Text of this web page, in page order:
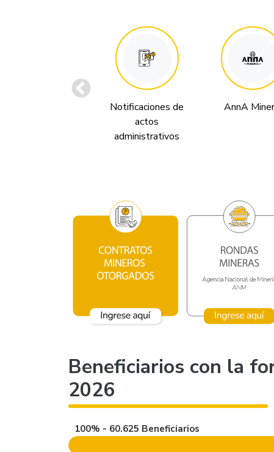
Notificaciones de
actos
administrativos
AnnA
Beneficiarios con la
2026
100% - 60.625 Beneficiarios